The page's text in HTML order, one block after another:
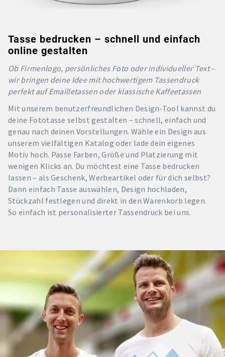
Tasse bedrucken – schnell und einfach
online gestalten
Ob Firmenlogo, persönliches Foto oder individueller Text –
wir bringen deine Idee mit hochwertigem Tassendruck
perfekt auf Emailletassen oder klassische Kaffeetassen
Mit unserem benutzerfreundlichen Design-Tool kannst du
deine Fototasse selbst gestalten – schnell, einfach und
genau nach deinen Vorstellungen. Wähle ein Design aus
unserem vielfältigen Katalog oder lade dein eigenes
Motiv hoch. Passe Farben, Größe und Platzierung mit
wenigen Klicks an. Du möchtest eine Tasse bedrucken
lassen – als Geschenk, Werbeartikel oder für dich selbst?
Dann einfach Tasse auswählen, Design hochladen,
Stückzahl festlegen und direkt in den Warenkorb legen.
So einfach ist personalisierter Tassendruck bei uns.